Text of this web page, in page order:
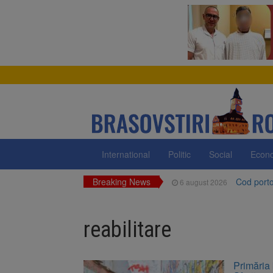
International Politic Social
Breaking News 6 august 2026 Cod
Bărbat
Urmele
AUR a
Dan
reabilitare